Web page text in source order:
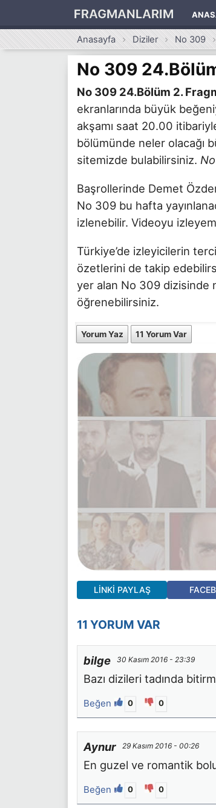
FRAGMANLARIM
Anasayfa Diziler No 309
No 309
No 309 24.Bölüm 2.
ekranlarında büyük
akşamı saat 20.00
bölümünde neler olacağı
sitemizde bulabilirsiniz.
Başrollerinde Demet
No 309 bu hafta
izlenebilir. Videoyu
Türkiye’de izleyicilerin
özetlerini de takip
yer alan No 309 dizisinde
öğrenebilirsiniz.
Yorum Yaz 11 Yorum Var
LINKI PAYLAŞ
11 YORUM VAR
bilge 30 Kasım 2016 - 23:39
Bazı dizileri tadında
Beğen 0 0
Aynur 29 Kasım 2016 - 00:26
En guzel ve romantik
Beğen 0 0